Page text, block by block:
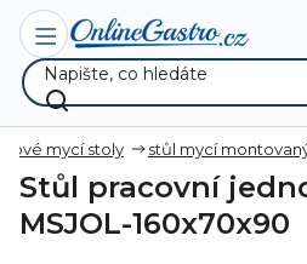
Přejít
obsah
mycí stoly stůl mycí
Stůl pracovní
MSJOL-160x70x90